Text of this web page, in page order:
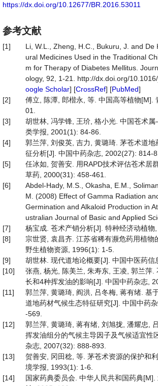
https://dx.doi.org/10.12677/BR.2016.53011
参考文献
[1]
Li, W.L., Zheng, H.C., Bukuru, J. and De
ural Medicines Used in the Traditional
m for Therapy of Diabetes Mellitus.
ology, 92, 1-21. http://dx.doi.org/
oogle Scholar] [CrossRef] [PubMed]
[2]
傅立, 陈潭, 郎楷永, 等. 中国高等植物[M].
01.
[3]
胡世林, 冯学锋, 王玠, 格小光. 中国苍术
类学报, 2001(1): 84-86.
[4]
郭兰萍, 刘俊英, 吉力, 黄璐琦. 茅苍术道
征分析[J]. 中国中药杂志, 2002(27): 814-
[5]
任冰如, 贺善安. 用RAPD技术评估苍术居
草药, 2000(31): 458-461.
[6]
Abdel-Hady, M.S., Okasha, E.M.,
M. (2008) Effect of Gamma Radiation
Germination and Alkaloid Production in
ustralian Journal of Basic and Applied
[7]
杨宝成. 苍术产销分析[J]. 特种经济动植物
[8]
宗世贤, 袁昌齐. 江苏省稀有濒危药用植物
野生植物资源, 1996(1): 1-5.
[9]
胡世林. 现代道地论概要[J]. 中国中医药信
[10]
张燕, 杨光, 陈美兰, 朱寿东, 王凌, 郭兰萍.
长和4种挥发油的影响[J]. 中国中药杂志,
[11]
郭兰萍, 黄璐琦, 阎洪, 吕冬梅, 蒋有绪. 基
道地药材气候生态特征研究[J]. 中国中药
-569.
[12]
郭兰萍, 黄璐琦, 蒋有绪, 刘旭拢, 潘耀忠,
挥发油组分的气候主导因子及气候适宜性
杂志, 2007(32): 888-893.
[13]
贺善安, 冈田稔, 等. 茅苍术资源的保护和
境学报, 1993(1): 1-6.
[14]
国家药典委员会. 中华人民共和国药典